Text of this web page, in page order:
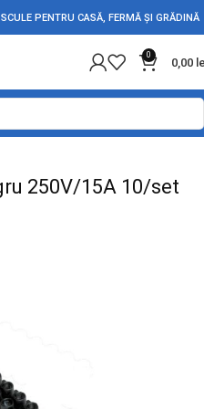
PENTRU CASĂ, FERMĂ ȘI GRĂDINĂ
0
0,00
Electrici
250V/15A 10/set